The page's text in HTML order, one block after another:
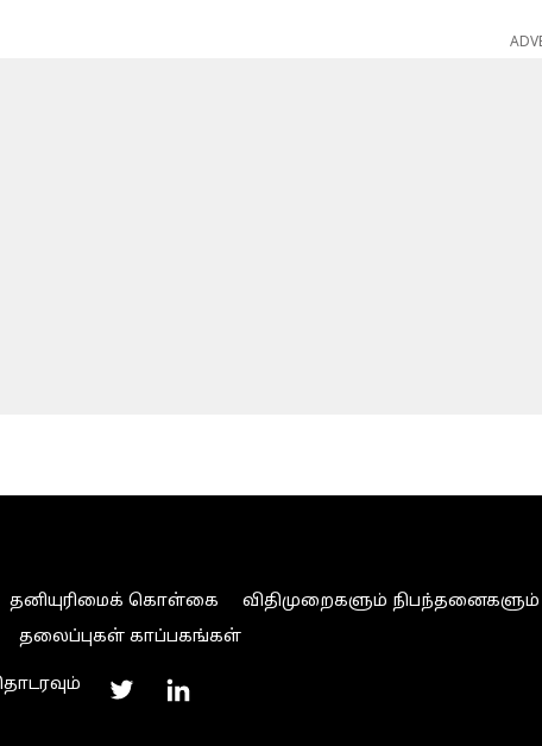
தனியுரிமைக் கொள்கை விதிமுறைகளும் நிபந்தனைகளும்
தலைப்புகள் காப்பகங்கள்